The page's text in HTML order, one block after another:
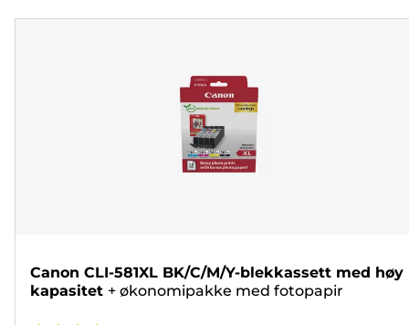
Canon CLI-581XL BK/C/M/Y-blekkassett med høy
kapasitet + økonomipakke med fotopapir